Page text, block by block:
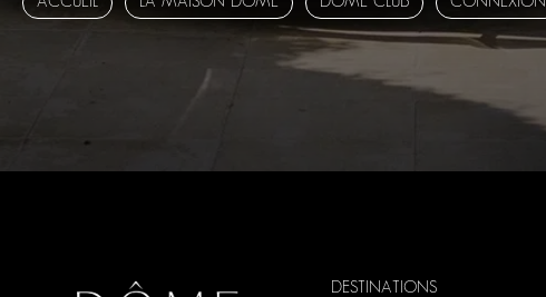
DESTINATIONS